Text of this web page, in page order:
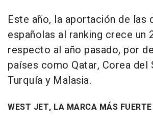
Este año, la aportación de las
españolas al ranking crece un
respecto al año pasado, por
países como Qatar, Corea del
Turquía y Malasia.
WEST JET, LA MARCA MÁS FUERTE